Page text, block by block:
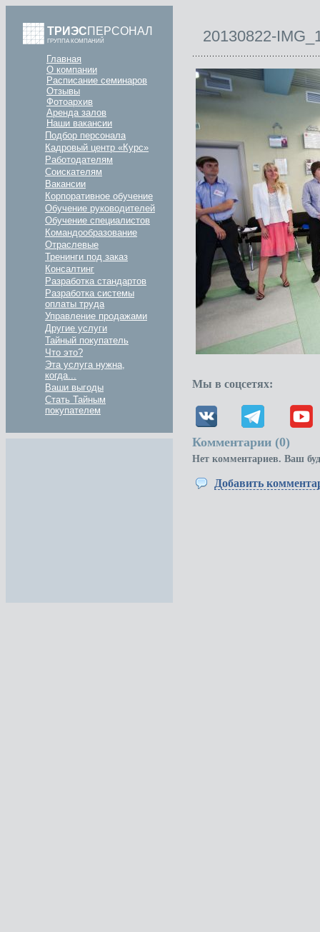
ТРИЭСПЕРСОНАЛ
ГРУППА КОМПАНИЙ
Главная
О компании
Расписание семинаров
Отзывы
Фотоархив
Аренда залов
Наши вакансии
Подбор персонала
Кадровый центр «Курс»
Работодателям
Соискателям
Вакансии
Корпоративное обучение
Обучение руководителей
Обучение специалистов
Командообразование
Отраслевые
Тренинги под заказ
Консалтинг
Разработка стандартов
Разработка системы
оплаты труда
Управление продажами
Другие услуги
Тайный покупатель
Что это?
Эта услуга нужна,
когда...
Ваши выгоды
Стать Тайным
покупателем
20130822-
Мы в соцсетях:
Комментарии (0)
Нет комментариев. Ваш
Добавить